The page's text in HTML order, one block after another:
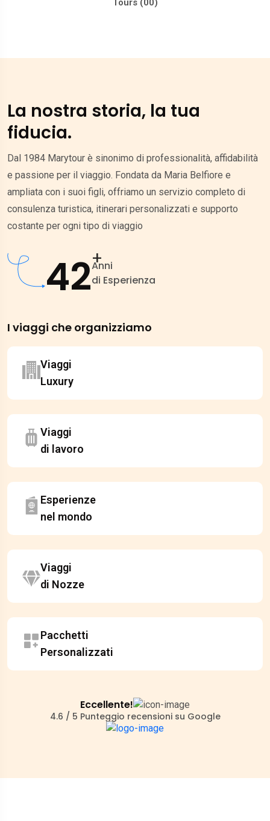
Tours (00)
La nostra storia, la tua
fiducia.
Dal 1984 Marytour è sinonimo di professionalità, affidabilità
e passione per il viaggio. Fondata da Maria Belfiore e
ampliata con i suoi figli, offriamo un servizio completo di
consulenza turistica, itinerari personalizzati e supporto
costante per ogni tipo di viaggio
42+
Anni
di Esperienza
I viaggi che organizziamo
Viaggi
Luxury
Viaggi
di lavoro
Esperienze
nel mondo
Viaggi
di Nozze
Pacchetti
Personalizzati
Eccellente!
4.6 / 5 Punteggio recensioni su Google